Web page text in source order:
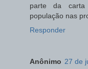
parte da carta
população nas
Responder
Anônimo 27 de